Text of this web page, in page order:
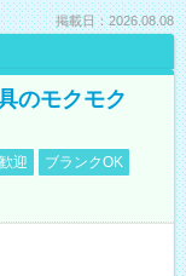
掲載日：2026.08.08
のモクモク
迎
ブランクOK